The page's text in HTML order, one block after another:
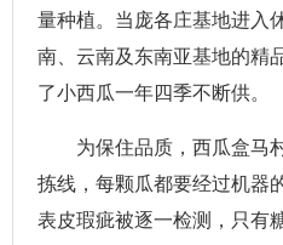
量种植。当庞各庄基地进入
南、云南及东南亚基地的精
了小西瓜一年四季不断供。
为保住品质，西瓜盒马村
拣线，每颗瓜都要经过机器
表皮瑕疵被逐一检测，只有